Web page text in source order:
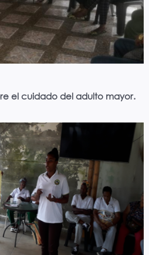
el cuidado del adulto mayor.